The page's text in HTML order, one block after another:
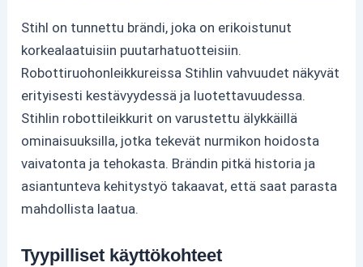
Stihl on tunnettu brändi, joka on erikoistunut
korkealaatuisiin puutarhatuotteisiin.
Robottiruohonleikkureissa Stihlin vahvuudet näkyvät
erityisesti kestävyydessä ja luotettavuudessa.
Stihlin robottileikkurit on varustettu älykkäillä
ominaisuuksilla, jotka tekevät nurmikon hoidosta
vaivatonta ja tehokasta. Brändin pitkä historia ja
asiantunteva kehitystyö takaavat, että saat parasta
mahdollista laatua.
Tyypilliset käyttökohteet